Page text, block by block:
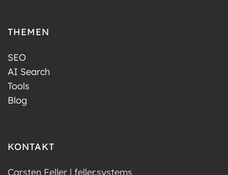
THEMEN
SEO
AI Search
Tools
Blog
KONTAKT
Carsten Feller | feller.systems